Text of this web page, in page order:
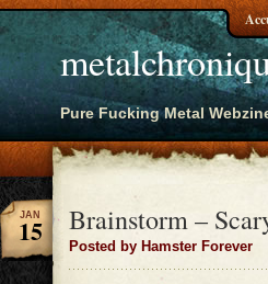
Pure Fucking Metal
Brainstorm –
Posted by Hamster Forever
JAN
15